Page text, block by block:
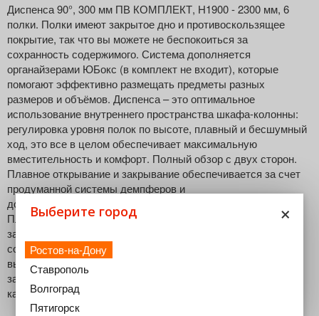
Диспенса 90°, 300 мм ПВ КОМПЛЕКТ, H1900 - 2300 мм, 6
полки. Полки имеют закрытое дно и противоскользящее
покрытие, так что вы можете не беспокоиться за
сохранность содержимого. Система дополняется
органайзерами ЮБокс (в комплект не входит), которые
помогают эффективно размещать предметы разных
размеров и объёмов. Диспенса – это оптимальное
использование внутреннего пространства шкафа-колонны:
регулировка уровня полок по высоте, плавный и бесшумный
ход, это все в целом обеспечивает максимальную
вместительность и комфорт. Полный обзор с двух сторон.
Плавное открывание и закрывание обеспечивается за счет
продуманной системы демпферов и
доводчиков.Направляющие нового поколения СофтСтоп
Плюс обеспечивают плавную доводку механизма при
закрытие Внутренняя высота каркаса при этом должна
составлять 1900-2300мм Надежный и прочный механизм
выдерживает вес до 120кг.При этом даже при полной
загрузке выдвигается легко. Во избежание опрокидывания
каркас необходимо крепить к стене
×
Выберите город
Ростов-на-Дону
Ставрополь
Волгоград
Пятигорск